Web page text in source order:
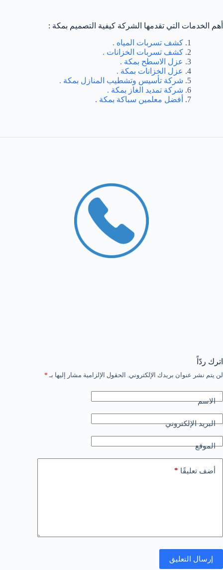
أهم الخدمات التي تقدمها الشركة كيفية التصميم بمكة :
كشف تسربات المياه .
كشف تسربات الخزانات .
عزل الاسطح بمكة .
عزل الخزانات بمكة .
شركة تأسيس وتشطيب المنازل بمكة .
شركة تمديد الغاز بمكة .
أفضل معلمين سباكة بمكة .
اترك ردّاً
لن يتم نشر عنوان بريدك الإلكتروني. الحقول الإلزامية مشار إليها بـ *
الاسم
البريد الإلكتروني
الموقع
أضف تعليقًا *
إرسال التعليق